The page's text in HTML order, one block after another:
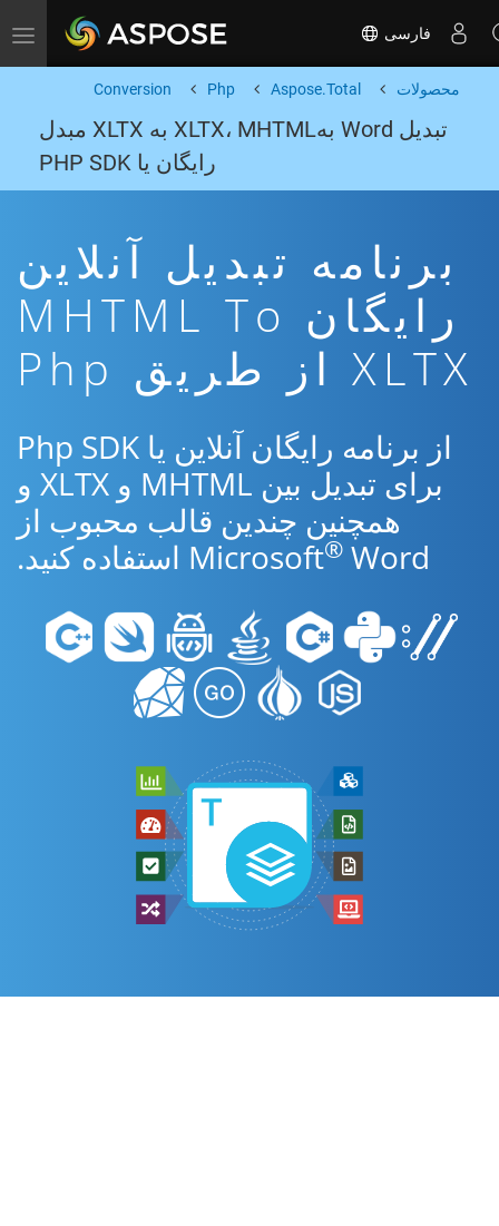
Toggle navigation فارسی
محصولات Aspose.Total
Php
Conversion
تبدیل Word بهXLTX، MHTML به XLTX مبدل
رایگان یا PHP SDK
برنامه تبدیل آنلاین
رایگان MHTML To
XLTX از طریق Php
از برنامه رایگان آنلاین یا Php SDK
برای تبدیل بین MHTML و XLTX و
همچنین چندین قالب محبوب از
Microsoft® Word استفاده کنید.